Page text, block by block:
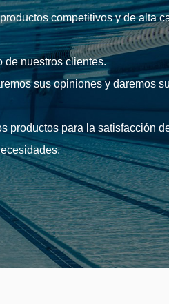
competitivos y de alta
de nuestros clientes.
sus opiniones y daremos
productos para la satisfacción